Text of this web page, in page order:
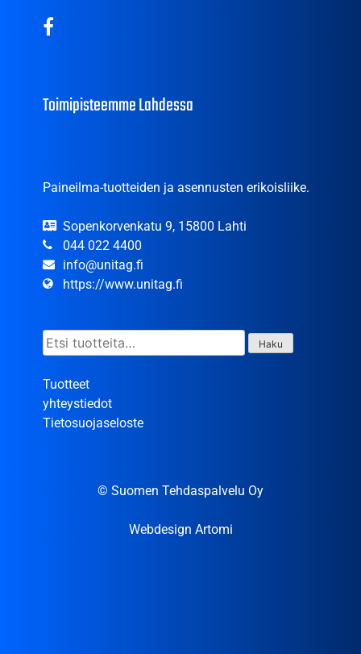
Toimipisteemme Lahdessa
Paineilma-tuotteiden ja asennusten erikoisliike.
Sopenkorvenkatu 9, 15800 Lahti
044 022 4400
info@unitag.fi
https://www.unitag.fi
Etsi: Haku
Tuotteet
yhteystiedot
Tietosuojaseloste
© Suomen Tehdaspalvelu Oy
Webdesign Artomi